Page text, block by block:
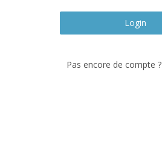
Login
Pas encore de compte ?